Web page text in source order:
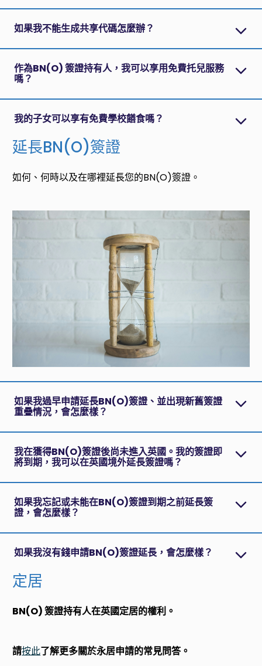
如果我不能生成共享代碼怎麼辦？
作為BN(O) 簽證持有人，我可以享用免費托兒服務
嗎？
我的子女可以享有免費學校饍食嗎？
延長BN(O)簽證
如何、何時以及在哪裡延長您的BN(O)簽證。
如果我過早申請延長BN(O)簽證、並出現新舊簽證
重疊情況，會怎麼樣？
我在獲得BN(O)簽證後尚未進入英國。我的簽證即
將到期，我可以在英國境外延長簽證嗎？
如果我忘記或未能在BN(O)簽證到期之前延長簽
證，會怎麼樣？
如果我沒有錢申請BN(O)簽證延長，會怎麼樣？
定居
BN(O) 簽證持有人在英國定居的權利。
請按此了解更多關於永居申請的常見問答。